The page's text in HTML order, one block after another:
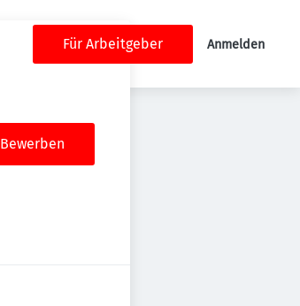
Für Arbeitgeber Anmelden
Bewerben